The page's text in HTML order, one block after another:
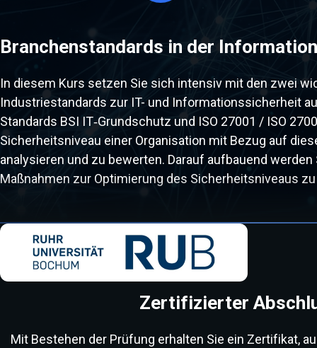
Branchenstandards in der
In diesem Kurs setzen Sie sich intensiv mit den zwei
Industriestandards zur IT- und Informationssicherheit
Standards BSI IT‑Grundschutz und ISO 27001 / ISO
Sicherheitsniveau einer Organisation mit Bezug auf
analysieren und zu bewerten. Darauf aufbauend werden
Maßnahmen zur Optimierung des Sicherheitsniveaus
Zertifizierter
Mit Bestehen der Prüfung erhalten Sie ein Zertifikat,